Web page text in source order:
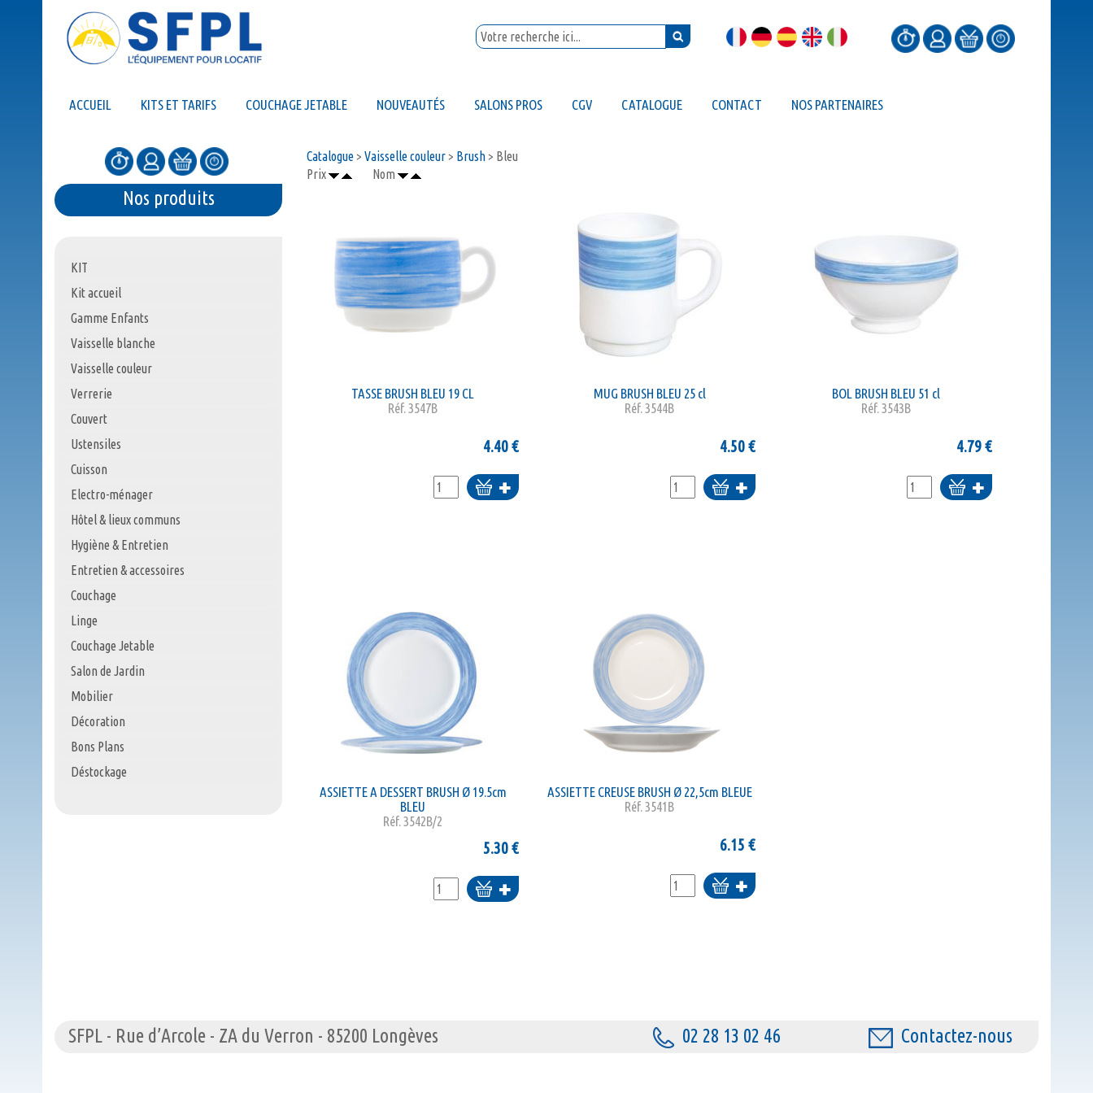
ACCUEIL KITS ET TARIFS COUCHAGE JETABLE NOUVEAUTÉS SALONS PROS CGV CATALOGUE CONTACT NOS PARTENAIRES
Nos produits
KIT
Kit accueil
Gamme Enfants
Vaisselle blanche
Vaisselle couleur
Verrerie
Couvert
Ustensiles
Cuisson
Electro-ménager
Hôtel & lieux communs
Hygiène & Entretien
Entretien & accessoires
Couchage
Linge
Couchage Jetable
Salon de Jardin
Mobilier
Décoration
Bons Plans
Déstockage
Catalogue> Vaisselle couleur> Brush> Bleu
Prix
Nom
TASSE BRUSH BLEU 19 CL
Réf.3547B
4.40€
Ajouter
au
MUG BRUSH BLEU 25 cl
Réf.3544B
4.50€
Ajouter
au
BOL BRUSH BLEU 51 cl
Réf.3543B
4.79€
Ajouter
au
ASSIETTE A DESSERT BRUSH Ø 19.5cm
BLEU
Réf.3542B/2
5.30€
Ajouter
au
ASSIETTE CREUSE BRUSH Ø 22,5cm BLEUE
Réf.3541B
6.15 €
Ajouter
au
SFPL - Rue d’Arcole - ZA du Verron - 85200 Longèves 02 28 13 02 46 Contactez-nous